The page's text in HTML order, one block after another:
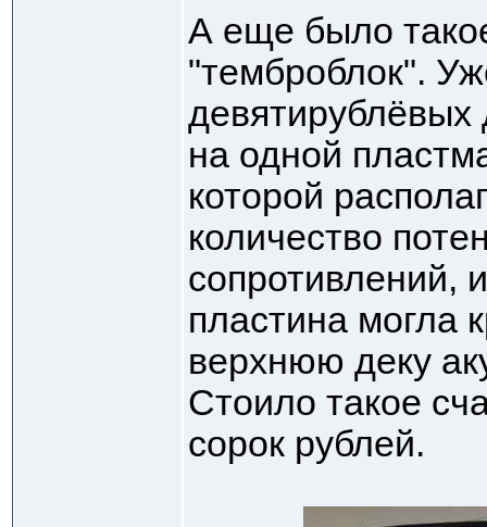
А еще было
"темброблок".
девятирублёвых
на одной
которой
количество
сопротивлений,
пластина могла
верхнюю деку
Стоило такое
сорок рублей.